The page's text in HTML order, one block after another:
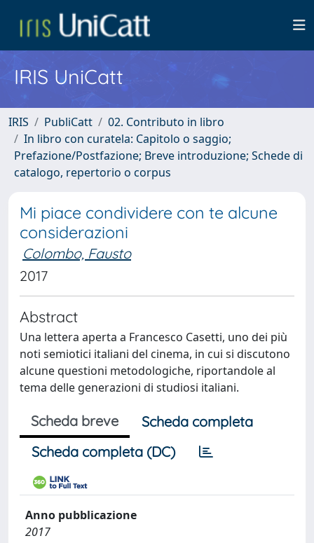
IRIS UniCatt
IRIS PubliCatt
02. Contributo in libro
In libro con curatela: Capitolo o saggio;
Prefazione/Postfazione; Breve introduzione; Schede di
catalogo, repertorio o corpus
Mi piace condividere con te alcune
considerazioni
Colombo, Fausto
2017
Abstract
Una lettera aperta a Francesco Casetti, uno dei più
noti semiotici italiani del cinema, in cui si discutono
alcune questioni metodologiche, riportandole al
tema delle generazioni di studiosi italiani.
Scheda breve
Scheda completa
Scheda completa (DC)
Anno pubblicazione
2017